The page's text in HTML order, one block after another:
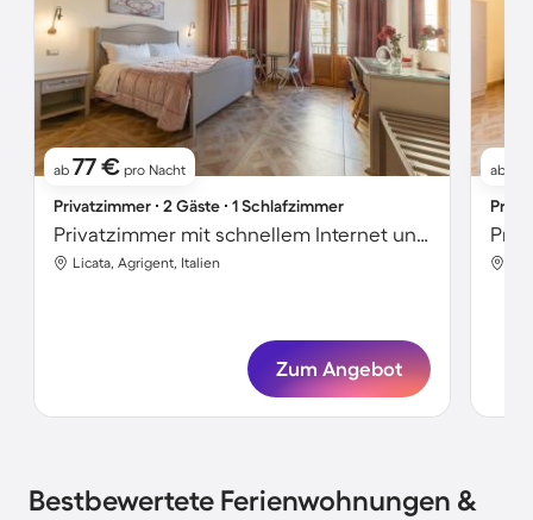
ab 77 € pro Nacht
Privatzimmer ∙ 2 Gäste ∙ 1 Schlafzimmer
Privatzimmer mit schnellem Internet und Terrasse | Stadtblick | Ideal für Homeoffice
Licata, Agrigent, Italien
Zum Angebot
ab
Bestbewertete Ferienwohnungen &